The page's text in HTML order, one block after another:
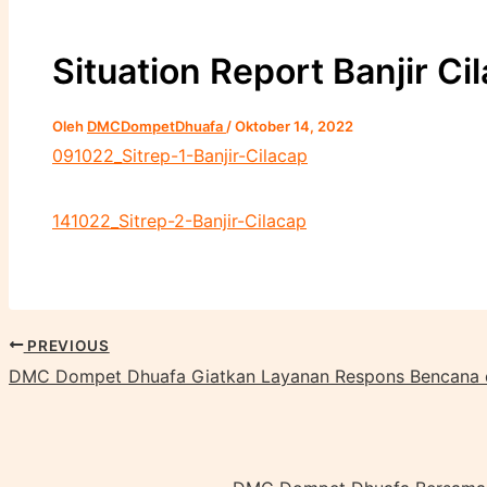
Situation Report Banjir
Oleh DMCDompetDhuafa /Oktober 14, 2022
091022_Sitrep-1-Banjir-Cilacap
141022_Sitrep-2-Banjir-Cilacap
PREVIOUS
DMC Dompet Dhuafa Giatkan Layanan Respons